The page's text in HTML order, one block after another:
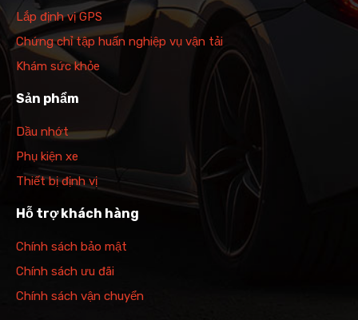
Lắp định vị GPS
Chứng chỉ tập huấn nghiệp vụ vận tải
Khám sức khỏe
Sản phẩm
Dầu nhớt
Phụ kiện xe
Thiết bị định vị
Hỗ trợ khách hàng
Chính sách bảo mật
Chính sách ưu đãi
Chính sách vận chuyển